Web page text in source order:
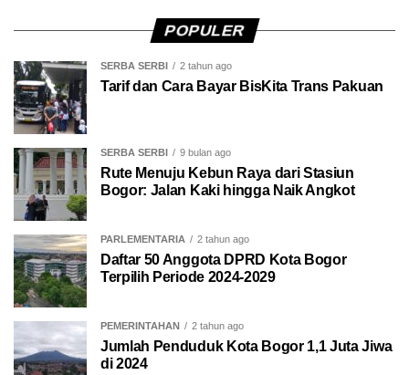
POPULER
SERBA SERBI 2 tahun ago
Tarif dan Cara Bayar BisKita Trans Pakuan
SERBA SERBI 9 bulan ago
Rute Menuju Kebun Raya dari Stasiun
Bogor: Jalan Kaki hingga Naik Angkot
PARLEMENTARIA 2 tahun ago
Daftar 50 Anggota DPRD Kota Bogor
Terpilih Periode 2024-2029
PEMERINTAHAN 2 tahun ago
Jumlah Penduduk Kota Bogor 1,1 Juta Jiwa
di 2024